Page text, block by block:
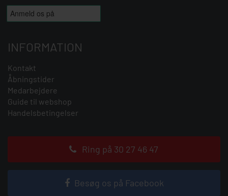
INFORMATION
Kontakt
Åbningstider
Medarbejdere
Guide til webshop
Handelsbetingelser
Ring på 30 27 46 47
Besøg os på Facebook